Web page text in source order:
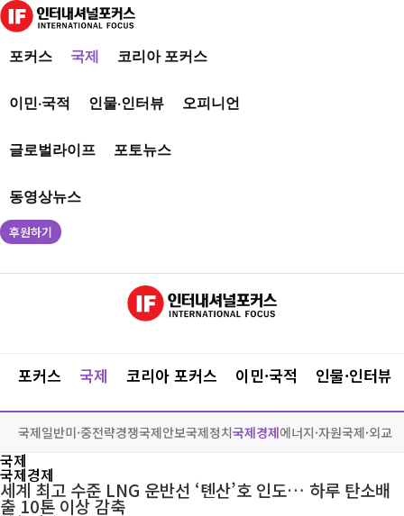
포커스 국제 코리아 포커스
이민·국적 인물·인터뷰 오피니언
글로벌라이프 포토뉴스
동영상뉴스
후원하기
포커스 국제 코리아 포커스 이민·국적 인물·인터뷰
국제일반미·중전략경쟁국제안보국제정치국제경제에너지·자원국제·외교
국제
국제경제
세계 최고 수준 LNG 운반선 ‘톈산’호 인도… 하루 탄소배
출 10톤 이상 감축